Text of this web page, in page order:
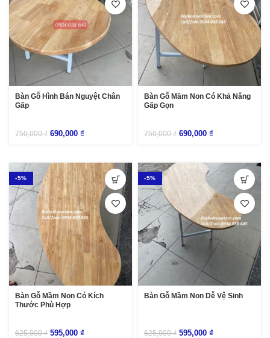
Bàn Gỗ Hình Bán Nguyệt Chân
Gấp
750,000₫ 690,000 ₫
Bàn Gỗ Mầm Non Có Khả Năng
Gấp Gọn
750,000₫ 690,000 ₫
-5%
Bàn Gỗ Mầm Non Có Kích
Thước Phù Hợp
625,000₫ 595,000 ₫
-5%
Bàn Gỗ Mầm Non Dễ Vệ Sinh
625,000₫ 595,000 ₫